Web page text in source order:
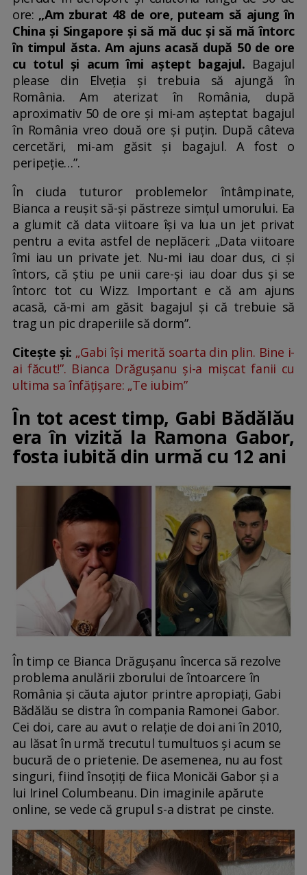
ore: „Am zburat 48 de ore, puteam să ajung în
China și Singapore și să mă duc și să mă întorc
în timpul ăsta. Am ajuns acasă după 50 de ore
cu totul și acum îmi aștept bagajul. Bagajul
please din Elveția și trebuia să ajungă în
România. Am aterizat în România, după
aproximativ 50 de ore și mi-am așteptat bagajul
în România vreo două ore și puțin. După câteva
cercetări, mi-am găsit și bagajul. A fost o
peripeție…”.
În ciuda tuturor problemelor întâmpinate,
Bianca a reușit să-și păstreze simțul umorului. Ea
a glumit că data viitoare își va lua un jet privat
pentru a evita astfel de neplăceri: „Data viitoare
îmi iau un private jet. Nu-mi iau doar dus, ci și
întors, că știu pe unii care-și iau doar dus și se
întorc tot cu Wizz. Important e că am ajuns
acasă, că-mi am găsit bagajul și că trebuie să
trag un pic draperiile să dorm”.
Citește și: „Gabi își merită soarta din plin. Bine i-
ai făcut!”. Bianca Drăgușanu și-a mișcat fanii cu
ultima sa înfățișare: „Te iubim”
În tot acest timp, Gabi Bădălău
era în vizită la Ramona Gabor,
fosta iubită din urmă cu 12 ani
În timp ce Bianca Drăgușanu încerca să rezolve
problema anulării zborului de întoarcere în
România și căuta ajutor printre apropiați, Gabi
Bădălău se distra în compania Ramonei Gabor.
Cei doi, care au avut o relație de doi ani în 2010,
au lăsat în urmă trecutul tumultuos și acum se
bucură de o prietenie. De asemenea, nu au fost
singuri, fiind însoțiți de fiica Monicăi Gabor și a
lui Irinel Columbeanu. Din imaginile apărute
online, se vede că grupul s-a distrat pe cinste.